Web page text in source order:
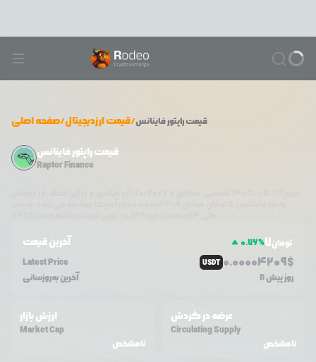
صفحه اصلی/قیمت ارزدیجیتال/ قیمتراپتور فاینانس
قیمت راپتور فاینانس
Raptor Finance
آخرین قیمت 0.76%7تومان
Latest Price
USDT 0.00004209$
آخرین به‌روزسانی 8 روز پیش
ارزش بازار
Market Cap
نامشخص
عرضه در گردش
Circulating Supply
نامشخص